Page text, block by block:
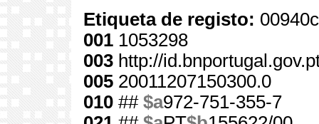
Etiqueta de registo:
001 1053298
003 http://
005 20011207150300.0
010 ## $a972-751-355-7